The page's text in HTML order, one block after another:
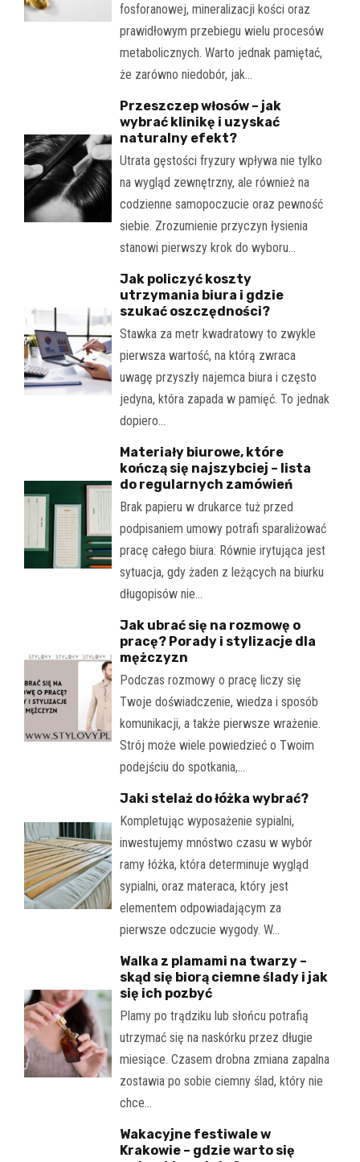
fosforanowej, mineralizacji kości oraz
prawidłowym przebiegu wielu procesów
metabolicznych. Warto jednak pamiętać,
że zarówno niedobór, jak…
Przeszczep włosów – jak
wybrać klinikę i uzyskać
naturalny efekt?
Utrata gęstości fryzury wpływa nie tylko
na wygląd zewnętrzny, ale również na
codzienne samopoczucie oraz pewność
siebie. Zrozumienie przyczyn łysienia
stanowi pierwszy krok do wyboru…
Jak policzyć koszty
utrzymania biura i gdzie
szukać oszczędności?
Stawka za metr kwadratowy to zwykle
pierwsza wartość, na którą zwraca
uwagę przyszły najemca biura i często
jedyna, która zapada w pamięć. To jednak
dopiero…
Materiały biurowe, które
kończą się najszybciej – lista
do regularnych zamówień
Brak papieru w drukarce tuż przed
podpisaniem umowy potrafi sparaliżować
pracę całego biura. Równie irytująca jest
sytuacja, gdy żaden z leżących na biurku
długopisów nie…
Jak ubrać się na rozmowę o
pracę? Porady i stylizacje dla
mężczyzn
Podczas rozmowy o pracę liczy się
Twoje doświadczenie, wiedza i sposób
komunikacji, a także pierwsze wrażenie.
Strój może wiele powiedzieć o Twoim
podejściu do spotkania,…
Jaki stelaż do łóżka wybrać?
Kompletując wyposażenie sypialni,
inwestujemy mnóstwo czasu w wybór
ramy łóżka, która determinuje wygląd
sypialni, oraz materaca, który jest
elementem odpowiadającym za
pierwsze odczucie wygody. W…
Walka z plamami na twarzy –
skąd się biorą ciemne ślady i jak
się ich pozbyć
Plamy po trądziku lub słońcu potrafią
utrzymać się na naskórku przez długie
miesiące. Czasem drobna zmiana zapalna
zostawia po sobie ciemny ślad, który nie
chce…
Wakacyjne festiwale w
Krakowie – gdzie warto się